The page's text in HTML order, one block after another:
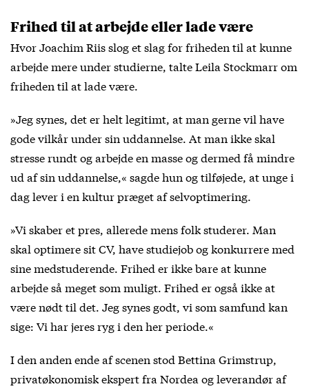
Frihed til at arbejde eller lade være
Hvor Joachim Riis slog et slag for friheden til at kunne
arbejde mere under studierne, talte Leila Stockmarr om
friheden til at lade være.
»Jeg synes, det er helt legitimt, at man gerne vil have
gode vilkår under sin uddannelse. At man ikke skal
stresse rundt og arbejde en masse og dermed få mindre
ud af sin uddannelse,« sagde hun og tilføjede, at unge i
dag lever i en kultur præget af selvoptimering.
»Vi skaber et pres, allerede mens folk studerer. Man
skal optimere sit CV, have studiejob og konkurrere med
sine medstuderende. Frihed er ikke bare at kunne
arbejde så meget som muligt. Frihed er også ikke at
være nødt til det. Jeg synes godt, vi som samfund kan
sige: Vi har jeres ryg i den her periode.«
I den anden ende af scenen stod Bettina Grimstrup,
privatøkonomisk ekspert fra Nordea og leverandør af